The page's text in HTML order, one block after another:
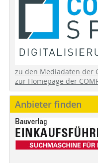
zu den Mediadaten der
zur Homepage der
Anbieter finden